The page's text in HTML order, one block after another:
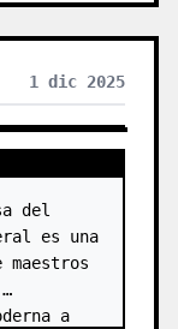
1 dic 2025
del
es una
a